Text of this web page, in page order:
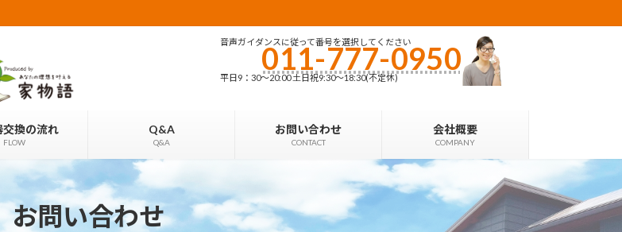
音声ガイダンスに従って番号を選択してください
011-777-0950
平日9：30〜20:00 土日祝9:30〜18:30(不定休)
交換の流れ
FLOW
Q&A
Q&A
お問い合わせ
CONTACT
会社概要
COMPANY
お問い合わせ